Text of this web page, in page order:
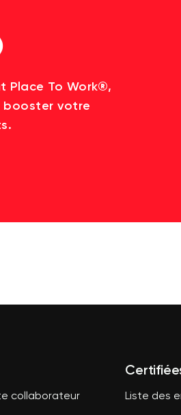
Place To Work®,
votre
collaborateur Liste des